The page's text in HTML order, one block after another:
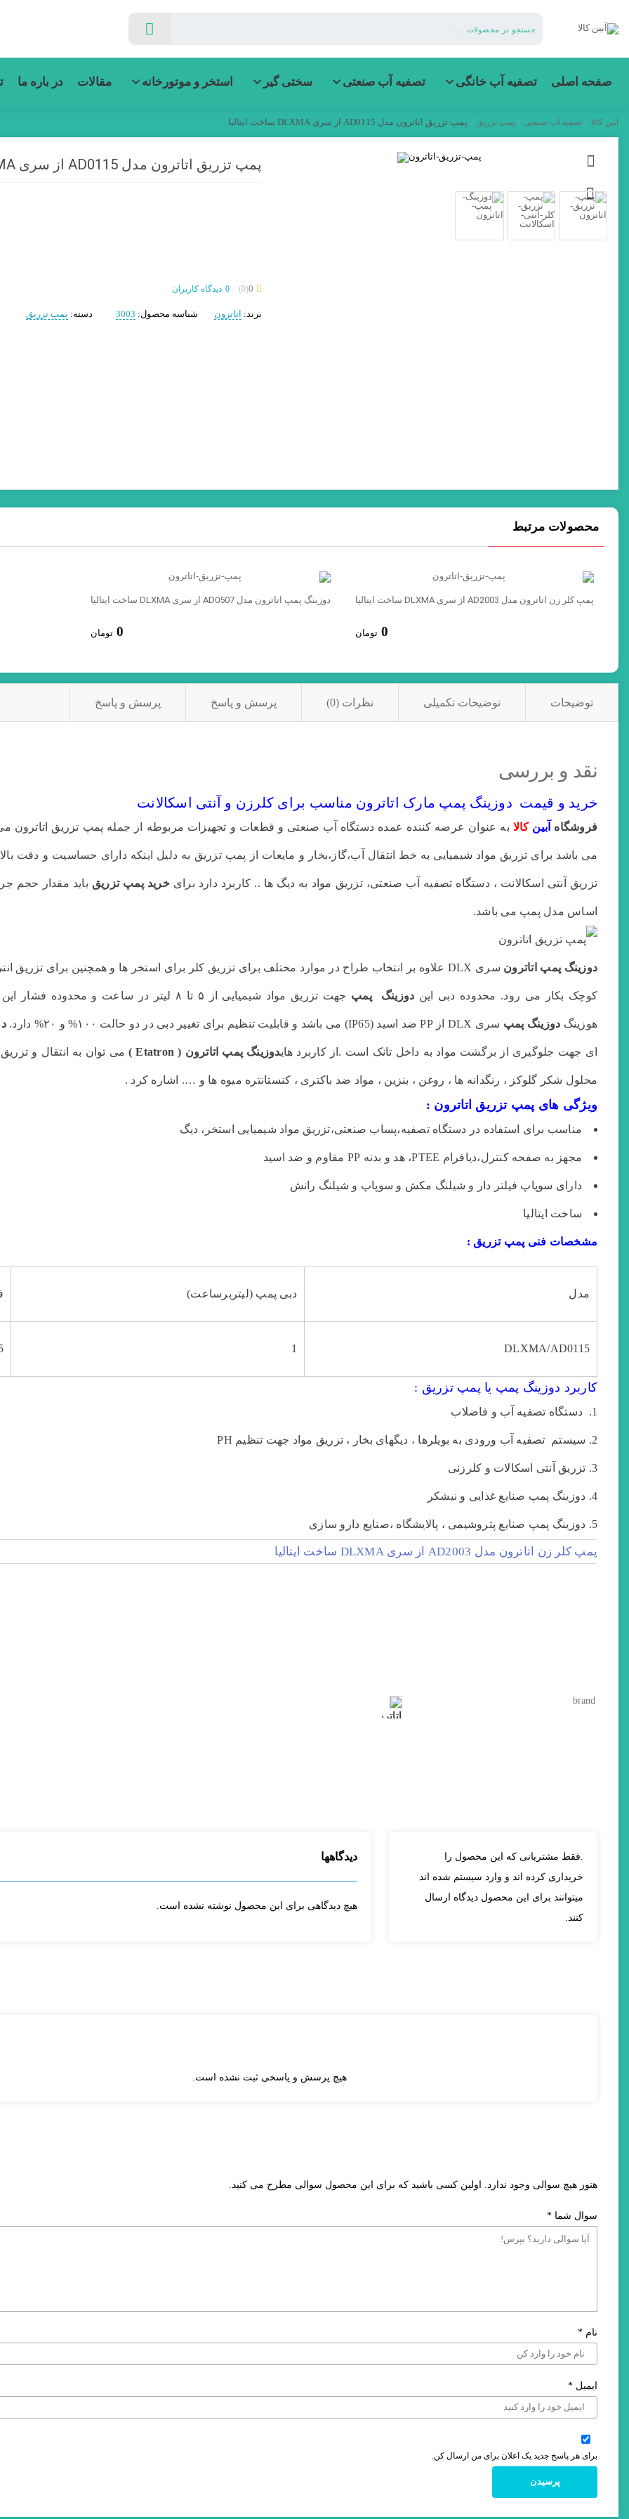
صفحه اصلی تصفیه آب خانگی تصفیه آب صنعتی سختی گیر استخر و موتورخانه مقالات در باره ما
آبین کالا / تصفیه آب صنعتی / پمپ تزریق / پمپ تزریق اتاترون مدل AD0115 از سری DLXMA ساخت ایتالیا
پمپ تزریق اتاترون مدل AD0115 از سری DLXMA ساخت ایتالیا
0
(0)
0 دیدگاه کاربران
برند: اتاترون شناسه محصول: 3003 دسته: پمپ تزریق
محصولات مرتبط
پمپ کلر زن اتاترون مدل AD2003 از سری DLXMA ساخت ایتالیا
0 تومان
دوزینگ پمپ اتاترون مدل AD0507 از سری DLXMA ساخت ایتالیا
0 تومان
توضیحات توضیحات تکمیلی نظرات (0) پرسش و پاسخ پرسش و پاسخ
نقد و بررسی
خرید و قیمت دوزینگ پمپ مارک اتاترون مناسب برای کلرزن و آنتی اسکالانت
فروشگاه آبین کالا به عنوان عرضه کننده عمده دستگاه آب صنعتی و قطعات و تجهیزات مربوطه از جمله پمپ تزریق اتاترون
می باشد برای تزریق مواد شیمیایی به خط انتقال آب،گاز،بخار و مایعات از پمپ تزریق به دلیل اینکه دارای حساسیت و دقت
تزریق آنتی اسکالانت ، دستگاه تصفیه آب صنعتی، تزریق مواد به دیگ ها .. کاربرد دارد برایخرید پمپ تزریق باید مقدار حجم
اساس مدل پمپ می باشد.
دوزینگ پمپ اتاترون
کوچک بکار می رود. محدوده دبی این دوزینگ پمپ جهت تزریق مواد شیمیایی از ۵ تا ۸ لیتر در ساعت و محدوده فشار این سری از
هوزینگ دوزینگ پمپ سری DLX از PP ضد اسید (IP65) می باشد و قابلیت تنظیم برای تغییر دبی در دو حالت ۱۰۰% و ۲۰% دارد.
ای جهت جلوگیری از برگشت مواد به داخل تانک است .از کاربرد هایدوزینگ پمپ اتاترون ( Etatron ) می توان به انتقال و
محلول شکر گلوکز ، رنگدانه ها ، روغن ، بنزین ، مواد ضد باکتری ، کنستانتره میوه ها و …. اشاره کرد .
ویژگی های پمپ تزریق اتاترون :
مناسب برای استفاده در دستگاه تصفیه،پساب صنعتی،تزریق مواد شیمیایی استخر، دیگ
مجهز به صفحه کنترل،دیافرام PTEE، هد و بدنه PP مقاوم و ضد اسید
دارای سوپاپ فیلتر دار و شیلنگ مکش و سوپاپ و شیلنگ رانش
ساخت ایتالیا
مشخصات فنی پمپ تزریق :
مدل دبی پمپ (لیتربرساعت)
DLXMA/AD0115
1
کاربرد دوزینگ پمپ یا پمپ تزریق :
دستگاه تصفیه آب و فاضلاب
سیستم تصفیه آب ورودی به بویلرها ، دیگهای بخار ، تزریق مواد جهت تنظیم PH
تزریق آنتی اسکالات و کلرزنی
دوزینگ پمپ صنایع غذایی و نیشکر
دوزینگ پمپ صنایع پتروشیمی ، پالایشگاه ،صنایع دارو سازی
پمپ کلر زن اتاترون مدل AD2003 از سری DLXMA ساخت ایتالیا
brand
.فقط مشتریانی که این محصول را
خریداری کرده اند و وارد سیستم شده اند
میتوانند برای این محصول دیدگاه ارسال
کنند.
دیدگاهها
هیچ دیدگاهی برای این محصول نوشته نشده است.
هیچ پرسش و پاسخی ثبت نشده است.
هنوز هیچ سوالی وجود ندارد. اولین کسی باشید که برای این محصول سوالی مطرح می کنید.
سوال شما *
نام *
ایمیل *
برای هر پاسخ جدید یک اعلان برای من ارسال کن.
ارسال به ایمیل
تصاویر رسمی